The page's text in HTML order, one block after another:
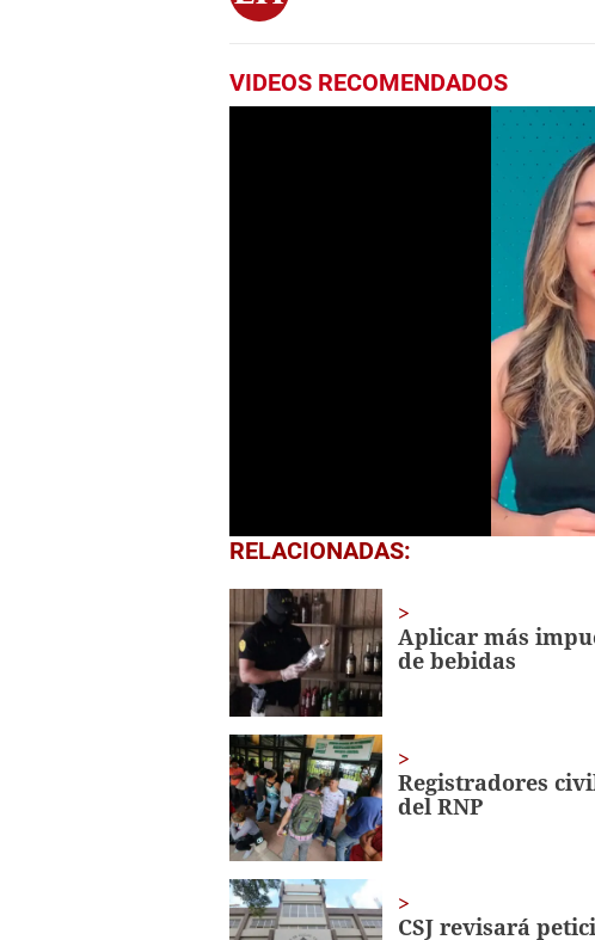
VIDEOS RECOMENDADOS
0
seconds
secondsVolume
0%
RELACIONADAS:
Aplicar más
de bebidas
Registradores
del RNP
CSJ revisará